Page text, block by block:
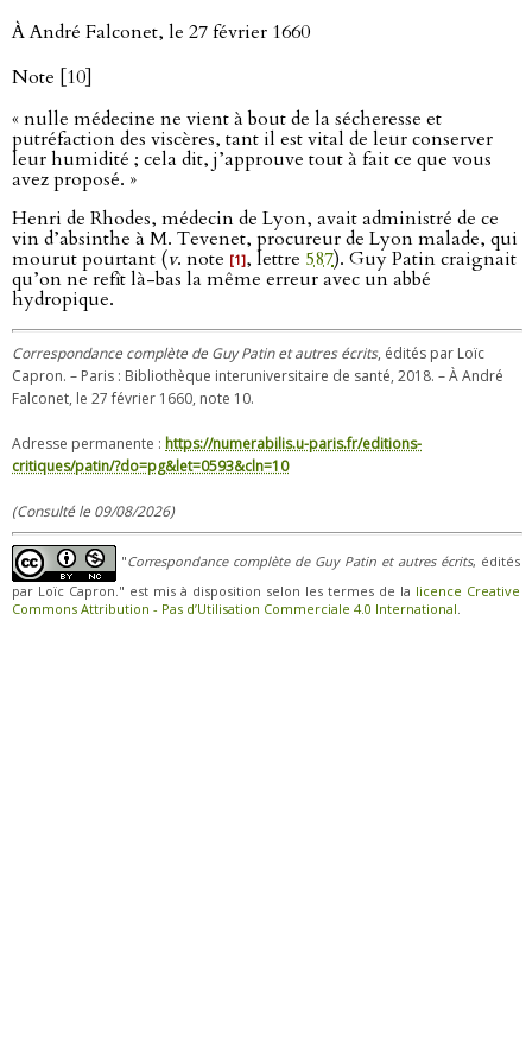
À André Falconet, le 27 février 1660
Note [10]
« nulle médecine ne vient à bout de la sécheresse et
putréfaction des viscères, tant il est vital de leur conserver
leur humidité ; cela dit, j’approuve tout à fait ce que vous
avez proposé. »
Henri de Rhodes, médecin de Lyon, avait administré de ce
vin d’absinthe à M. Tevenet, procureur de Lyon malade, qui
mourut pourtant (v. note [1], lettre 587). Guy Patin craignait
qu’on ne refît là-bas la même erreur avec un abbé
hydropique.
Correspondance complète de Guy Patin et autres écrits, édités par Loïc
Capron. – Paris : Bibliothèque interuniversitaire de santé, 2018. – À André
Falconet, le 27 février 1660, note 10.
Adresse permanente : https://numerabilis.u-paris.fr/editions-
critiques/patin/?do=pg&let=0593&cln=10
(Consulté le 09/08/2026)
"Correspondance complète de Guy Patin et autres écrits, édités
par Loïc Capron." est mis à disposition selon les termes de la licence Creative
Commons Attribution - Pas d’Utilisation Commerciale 4.0 International.